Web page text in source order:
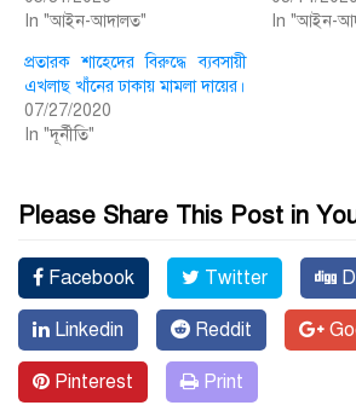
In "আইন-আদালত"
In "আইন-
প্রতারক শাহেদের বিরুদ্ধে ব্যবসায়ী
এখলাছ খাঁনের ঢাকায় মামলা দায়ের।
07/27/2020
In "দূর্নীতি"
Please Share This Post in
Facebook Twitter
Linkedin Reddit
Pinterest Print